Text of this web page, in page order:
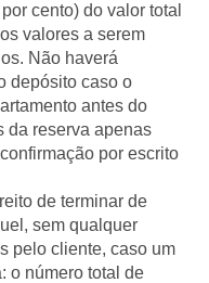
cento) do valor total
valores a serem
Não haverá
depósito caso o
antes do
da reserva apenas
por escrito
de terminar de
sem qualquer
pelo cliente, caso um
o número total de